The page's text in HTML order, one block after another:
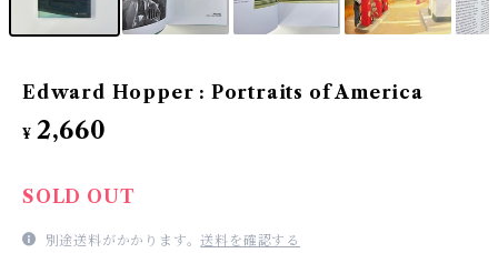
Edward Hopper : Portraits of America
¥ 2,660
SOLD OUT
別途送料がかかります。送料を確認する